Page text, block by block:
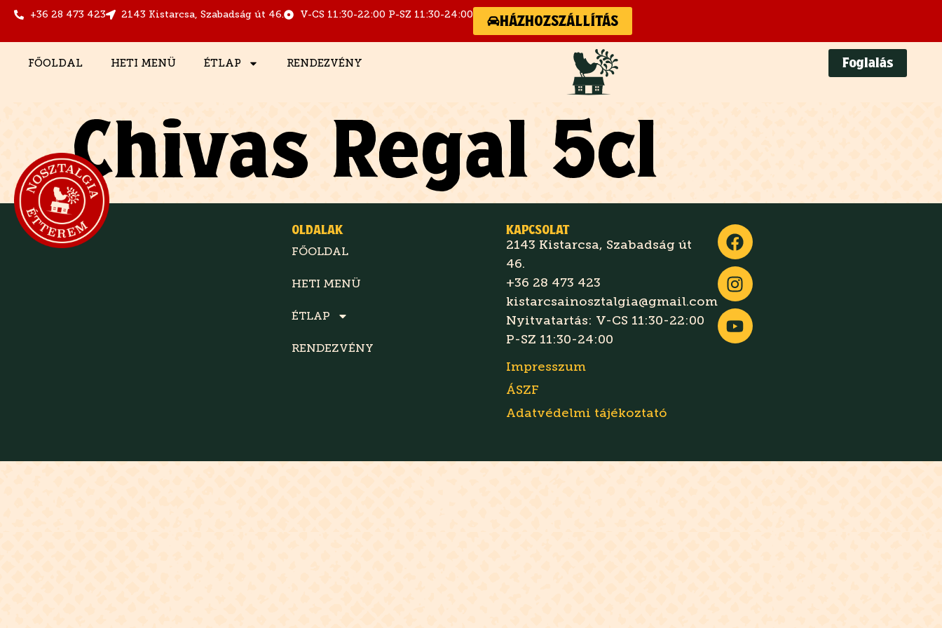
+36 28 473 423 2143 Kistarcsa, Szabadság út 46. V-CS 11:30-22:00 P-SZ 11:30-24:00 HÁZHOZSZÁLLÍTÁS
FŐOLDAL HETI MENÜ ÉTLAP RENDEZVÉNY Foglalás
Chivas Regal 5cl
OLDALAK
FŐOLDAL
HETI MENÜ
ÉTLAP
RENDEZVÉNY
KAPCSOLAT
2143 Kistarcsa, Szabadság út
46.
+36 28 473 423
kistarcsainosztalgia@gmail.com
Nyitvatartás: V-CS 11:30-22:00
P-SZ 11:30-24:00
Impresszum
ÁSZF
Adatvédelmi tájékoztató